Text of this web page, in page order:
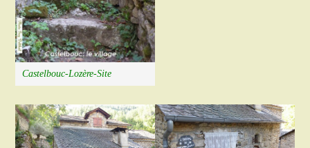
Castelbouc-Lozère-Site